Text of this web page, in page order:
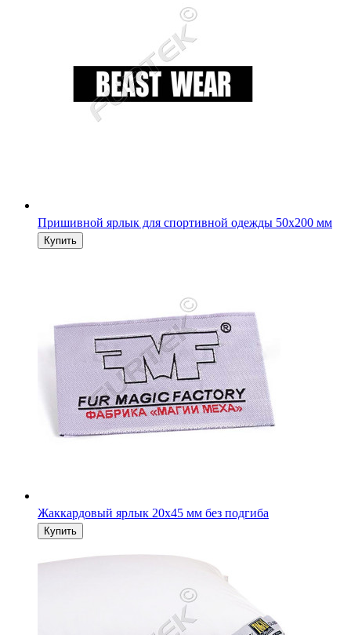
Пришивной ярлык для спортивной одежды 50х200 мм
Жаккардовый ярлык 20х45 мм без подгиба